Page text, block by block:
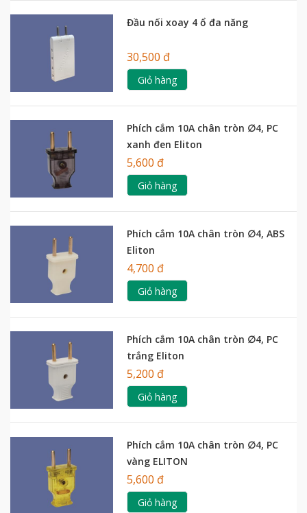
Đầu nối xoay 4 ổ đa năng
30,500 đ
Giỏ hàng
Phích cắm 10A chân tròn ∅4, PC
xanh đen Eliton
5,600 đ
Giỏ hàng
Phích cắm 10A chân tròn ∅4, ABS
Eliton
4,700 đ
Giỏ hàng
Phích cắm 10A chân tròn ∅4, PC
trắng Eliton
5,200 đ
Giỏ hàng
Phích cắm 10A chân tròn ∅4, PC
vàng ELITON
5,600 đ
Giỏ hàng